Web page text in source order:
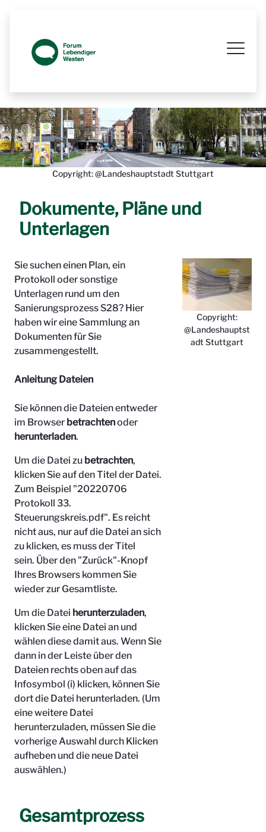
Copyright: @Landeshauptstadt Stuttgart
Dokumente, Pläne und
Unterlagen
Sie suchen einen Plan, ein
Protokoll oder sonstige
Unterlagen rund um den
Sanierungsprozess S28? Hier
haben wir eine Sammlung an
Dokumenten für Sie
zusammengestellt.
Anleitung Dateien
Sie können die Dateien entweder
im Browser betrachtenoder
herunterladen.
Um die Datei zu betrachten,
klicken Sie auf den Titel der Datei.
Zum Beispiel "20220706
Protokoll 33.
Steuerungskreis.pdf". Es reicht
nicht aus, nur auf die Datei an sich
zu klicken, es muss der Titel
sein. Über den "Zurück"-Knopf
Ihres Browsers kommen Sie
wieder zur Gesamtliste.
Um die Datei herunterzuladen,
klicken Sie eine Datei an und
wählen diese damit aus. Wenn Sie
dann in der Leiste über den
Dateien rechts oben auf das
Infosymbol (i) klicken, können Sie
dort die Datei herunterladen. (Um
eine weitere Datei
herunterzuladen, müssen Sie die
vorherige Auswahl durch Klicken
aufheben und die neue Datei
auswählen.)
Copyright:
@Landeshauptst
adt Stuttgart
Gesamtprozess